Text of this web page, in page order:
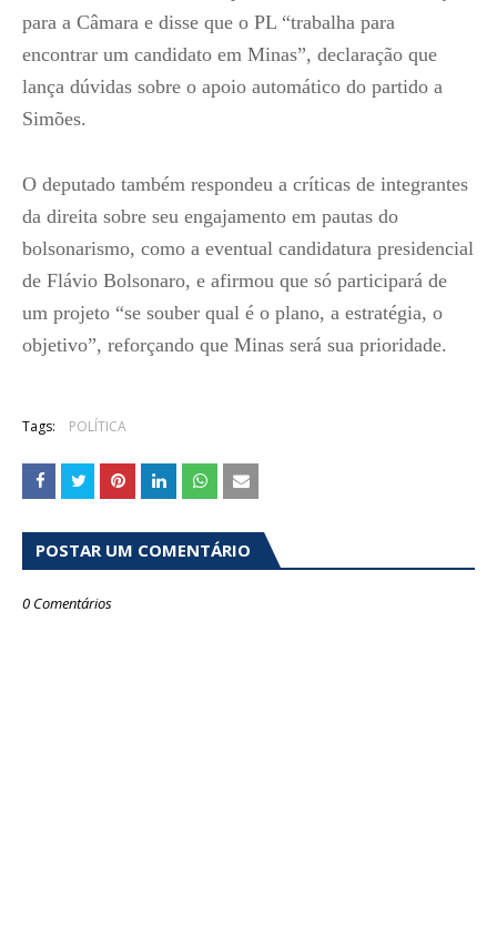
para a Câmara e disse que o PL “trabalha para
encontrar um candidato em Minas”, declaração que
lança dúvidas sobre o apoio automático do partido a
Simões.
O deputado também respondeu a críticas de integrantes
da direita sobre seu engajamento em pautas do
bolsonarismo, como a eventual candidatura presidencial
de Flávio Bolsonaro, e afirmou que só participará de
um projeto “se souber qual é o plano, a estratégia, o
objetivo”, reforçando que Minas será sua prioridade.
Tags: POLÍTICA
POSTAR UM COMENTÁRIO
0 Comentários